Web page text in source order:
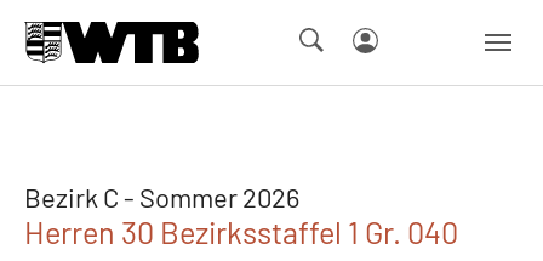
Bezirk C - Sommer 2026
Herren 30 Bezirksstaffel 1 Gr. 040